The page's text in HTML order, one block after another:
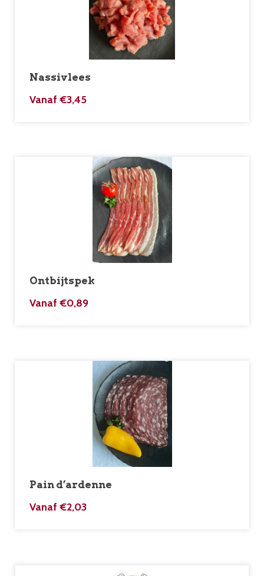
Nassivlees
Vanaf €3,45
Ontbijtspek
Vanaf €0,89
Pain d’ardenne
Vanaf €2,03